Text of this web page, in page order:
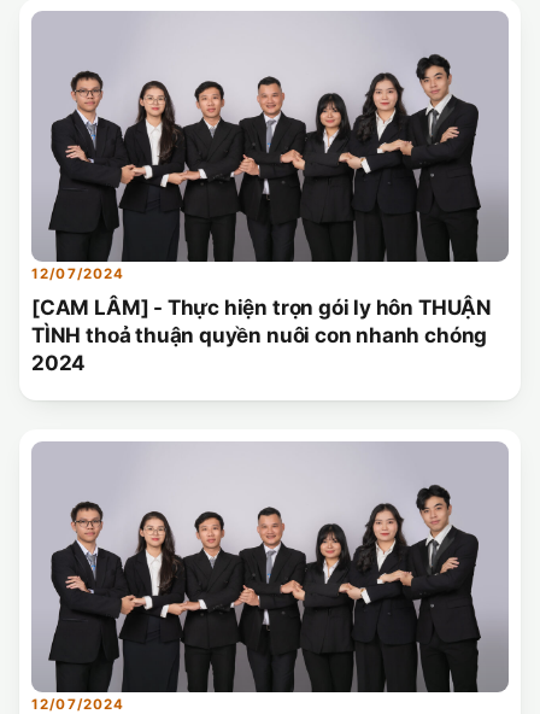
12/07/2024
[CAM LÂM] - Thực hiện trọn gói ly hôn THUẬN
TÌNH thoả thuận quyền nuôi con nhanh chóng
2024
12/07/2024